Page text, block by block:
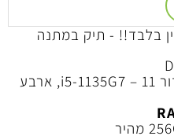
בלבד!! - תיק במתנה
Intel Core i5 דור 11 – i5‑1135G7, ארבע